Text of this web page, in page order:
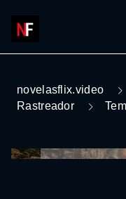
novelasflix.video
Rastreador